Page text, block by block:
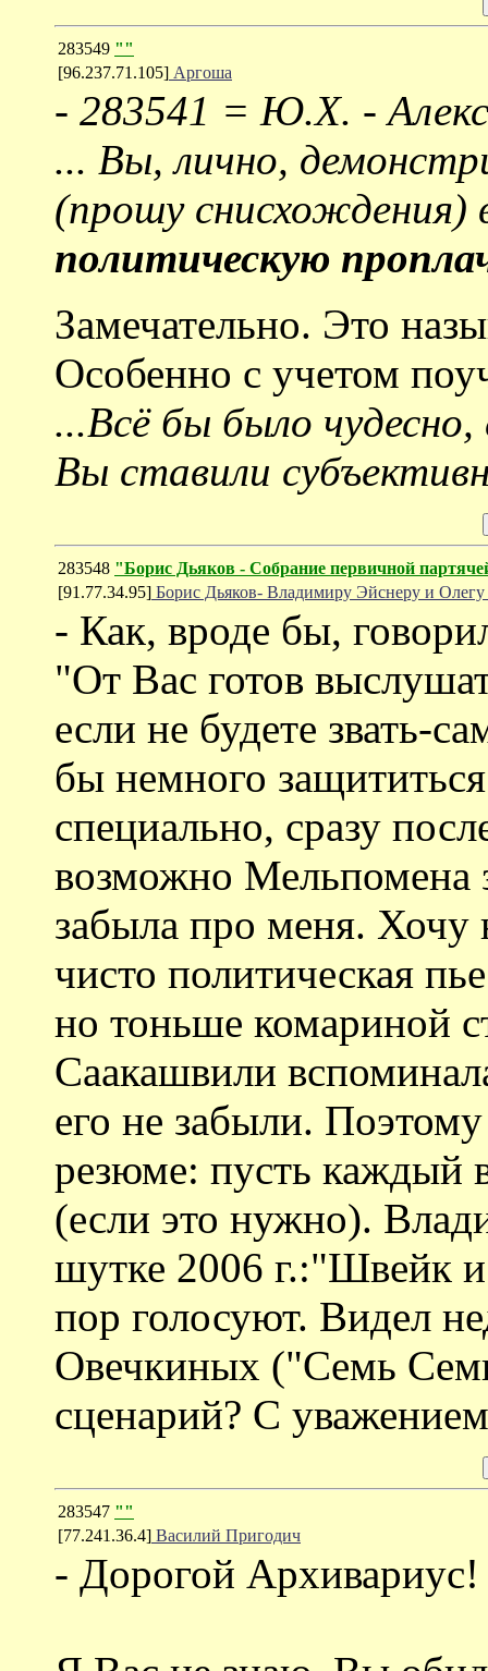
283549 ""
[96.237.71.105] Аргоша
- 283541 = Ю.Х. -
... Вы, лично,
(прошу снисхождения)
политическую
Замечательно. Это
Особенно с учетом
...Всё бы было
Вы ставили
283548 "Борис Дьяков - Собрание первичной
[91.77.34.95] Борис Дьяков- Владимиру Эйснеру и
- Как, вроде бы,
"От Вас готов
если не будете звать-
бы немного
специально, сразу
возможно Мельпомена
забыла про меня. Хочу
чисто политическая
но тоньше комариной
Саакашвили
его не забыли.
резюме: пусть каждый
(если это нужно).
шутке 2006 г.:"Швейк
пор голосуют. Видел
Овечкиных ("Семь
сценарий? С
283547 ""
[77.241.36.4] Василий Пригодич
- Дорогой Архивариус!